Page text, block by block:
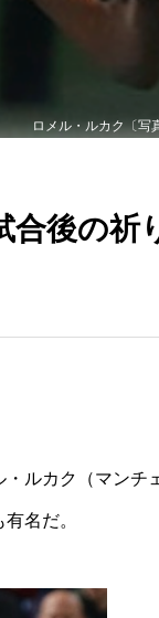
ロメル・ルカク〔写
合後の祈
ルカク（マンチ
名だ。